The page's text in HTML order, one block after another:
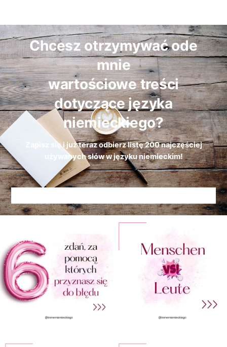
Chcesz otrzymywać ode
mnie
wartościowe treści
dotyczące języka
niemieckiego?
Zapisz się i już teraz odbierzlistę200 najczęściej
używanych słów w języku niemieckim!